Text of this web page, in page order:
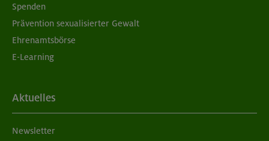
Spenden
Prävention sexualisierter Gewalt
Ehrenamtsbörse
E-Learning
Aktuelles
Newsletter